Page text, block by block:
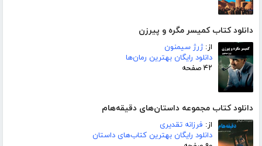
دانلود کتاب کمیسر مگره و پیرزن
از:ژرژ سیمنون
دانلود رایگان بهترین رمان‌ها
۴۲ صفحه
دانلود کتاب مجموعه داستان‌های دقیقه‌هام
از: فرزانه تقدیری
دانلود رایگان بهترین کتاب‌های داستان